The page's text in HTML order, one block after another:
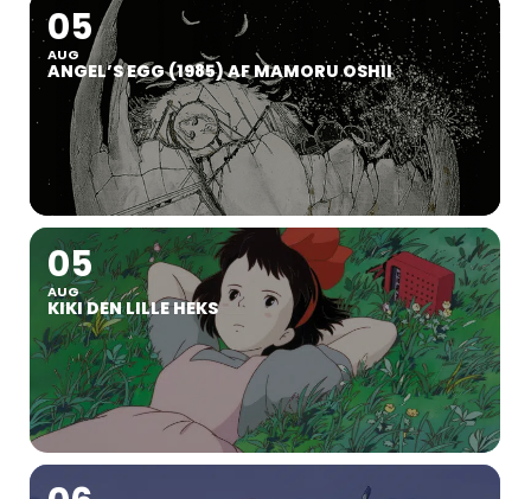
05
AUG
ANGEL’S EGG (1985) AF MAMORU OSHII
05
AUG
KIKI DEN LILLE HEKS